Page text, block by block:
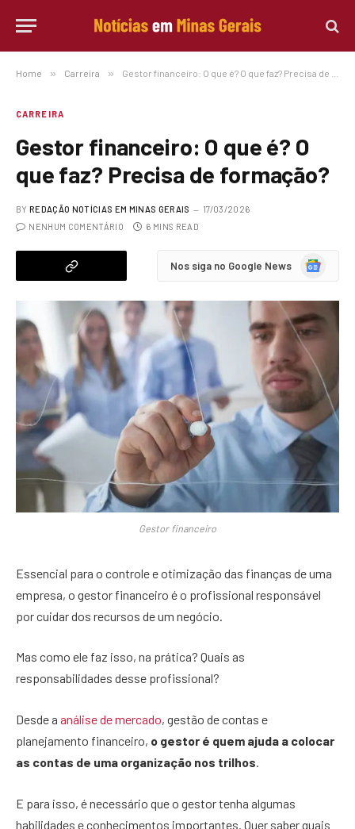
Home » Carreira » Gestor financeiro: O que é? O que faz? Precisa de formação?
CARREIRA
Gestor financeiro: O que é? O
que faz? Precisa de formação?
BY REDAÇÃO NOTÍCIAS EM MINAS GERAIS
17/03/2026
NENHUM COMENTÁRIO
6 MINS READ
Nos siga no Google News
Google
Gestor financeiro
Essencial para o controle e otimização das finanças de uma
empresa, o gestor financeiro é o profissional responsável
por cuidar dos recursos de um negócio.
Mas como ele faz isso, na prática? Quais as
responsabilidades desse profissional?
Desde a análise de mercado, gestão de contas e
planejamento financeiro, o gestor é quem ajuda a colocar
as contas de uma organização nos trilhos.
E para isso, é necessário que o gestor tenha algumas
habilidades e conhecimentos importantes. Quer saber quais